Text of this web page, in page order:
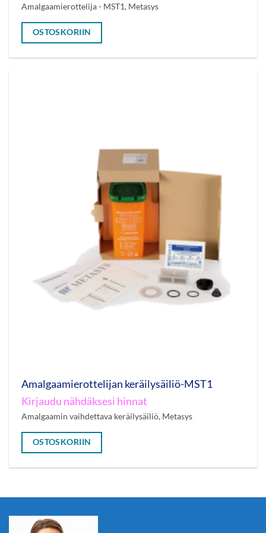
Amalgaamierottelija - MST1, Metasys
OSTOSKORIIN
Amalgaamierottelijan keräilysäiliö-MST1
Kirjaudu nähdäksesi hinnat
Amalgaamin vaihdettava keräilysäiliö, Metasys
OSTOSKORIIN